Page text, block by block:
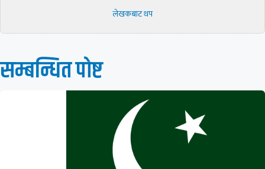
लेखकबाट थप
सम्बन्धित पाेष्ट